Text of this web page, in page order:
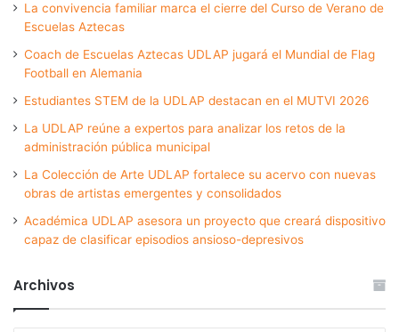
La convivencia familiar marca el cierre del Curso de Verano de
Escuelas Aztecas
Coach de Escuelas Aztecas UDLAP jugará el Mundial de Flag
Football en Alemania
Estudiantes STEM de la UDLAP destacan en el MUTVI 2026
La UDLAP reúne a expertos para analizar los retos de la
administración pública municipal
La Colección de Arte UDLAP fortalece su acervo con nuevas
obras de artistas emergentes y consolidados
Académica UDLAP asesora un proyecto que creará dispositivo
capaz de clasificar episodios ansioso-depresivos
Archivos